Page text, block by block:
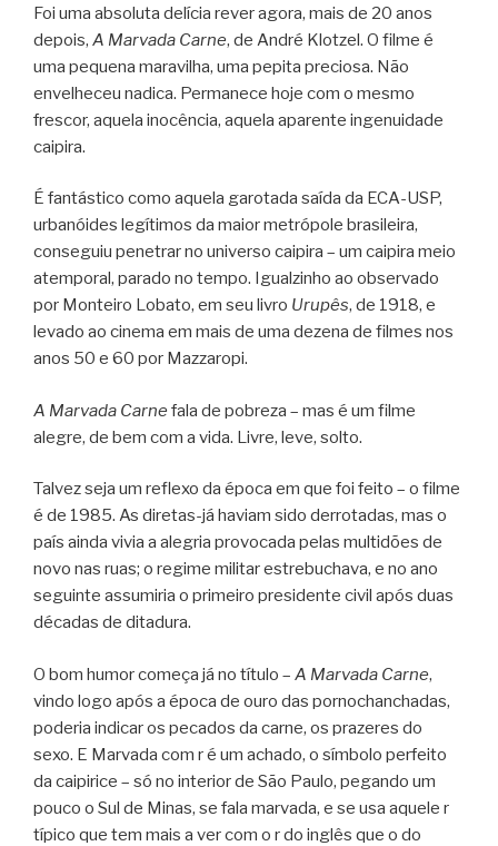
Foi uma absoluta delícia rever agora, mais de 20 anos
depois, A Marvada Carne, de André Klotzel. O filme é
uma pequena maravilha, uma pepita preciosa. Não
envelheceu nadica. Permanece hoje com o mesmo
frescor, aquela inocência, aquela aparente ingenuidade
caipira.
É fantástico como aquela garotada saída da ECA-USP,
urbanóides legítimos da maior metrópole brasileira,
conseguiu penetrar no universo caipira – um caipira meio
atemporal, parado no tempo. Igualzinho ao observado
por Monteiro Lobato, em seu livro Urupês, de 1918, e
levado ao cinema em mais de uma dezena de filmes nos
anos 50 e 60 por Mazzaropi.
A Marvada Carne fala de pobreza – mas é um filme
alegre, de bem com a vida. Livre, leve, solto.
Talvez seja um reflexo da época em que foi feito – o filme
é de 1985. As diretas-já haviam sido derrotadas, mas o
país ainda vivia a alegria provocada pelas multidões de
novo nas ruas; o regime militar estrebuchava, e no ano
seguinte assumiria o primeiro presidente civil após duas
décadas de ditadura.
O bom humor começa já no título – A Marvada Carne,
vindo logo após a época de ouro das pornochanchadas,
poderia indicar os pecados da carne, os prazeres do
sexo. E Marvada com r é um achado, o símbolo perfeito
da caipirice – só no interior de São Paulo, pegando um
pouco o Sul de Minas, se fala marvada, e se usa aquele r
típico que tem mais a ver com o r do inglês que o do